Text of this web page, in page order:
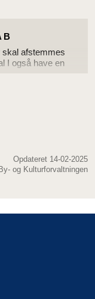
B
skal afstemmes
I også have en
Opdateret 14-02-2025
og Kulturforvaltningen